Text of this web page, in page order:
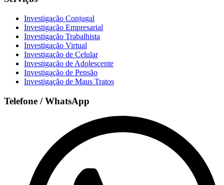
Investigação Conjugal
Investigação Empresarial
Investigação Trabalhista
Investigação Virtual
Investigação de Celular
Investigação de Adolescente
Investigação de Pensão
Investigação de Maus Tratos
Telefone / WhatsApp